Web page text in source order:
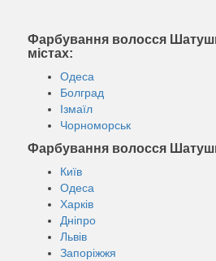
Фарбування волосся Шатушь
містах:
Одеса
Болград
Ізмаїл
Чорноморськ
Фарбування волосся
Київ
Одеса
Харків
Дніпро
Львів
Запоріжжя